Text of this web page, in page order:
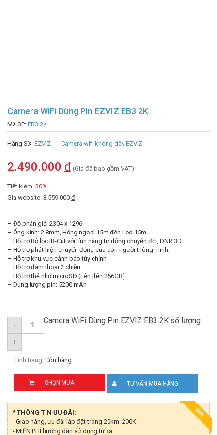
Camera WiFi Dùng Pin EZVIZ EB3 2K
Mã SP: EB3 2K
Hãng SX: EZVIZ Camera wifi không dây EZVIZ
2.490.000 đ (Giá đã bao gồm VAT)
Tiết kiệm: 30%
Giá website: 3.559.000 đ
– Độ phân giải 2304 x 1296
– Ống kính: 2.8mm, Hồng ngoại 15m,đèn Led 15m
– Hỗ trợ Bộ lọc IR-Cut với tính năng tự động chuyển đổi, DNR 3D
– Hỗ trợ phát hiện chuyển động của con người thông minh;
– Hỗ trợ khu vực cảnh báo tùy chỉnh
– Hỗ trợ đàm thoại 2 chiều
– Hỗ trợ thẻ nhớ microSD (Lên đến 256GB)
– Dung lượng pin: 5200 mAh
- Camera WiFi Dùng Pin EZVIZ EB3 2K số lượng
+
Tình trạng: Còn hàng
CHỌN MUA TƯ VẤN MUA HÀNG
MỚI
* THÔNG TIN ƯU ĐÃI:
- Giao hàng, ưu đãi lắp đặt trong 20km: 200K
- MIỄN PHÍ hướng dẫn sử dụng từ xa.